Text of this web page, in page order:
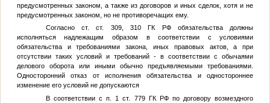
предусмотренных законом, а также из договоров и иных сделок, хотя и не
предусмотренных законом, но не противоречащих ему.
Согласно ст. ст. 309, 310 ГК РФ обязательства должны
исполняться надлежащим образом в соответствии с условиями
обязательства и требованиями закона, иных правовых актов, а при
отсутствии таких условий и требований - в соответствии с обычаями
делового оборота или иными обычно предъявляемыми требованиями.
Односторонний отказ от исполнения обязательства и одностороннее
изменение его условий не допускаются
В соответствии с п. 1 ст. 779 ГК РФ по договору возмездного